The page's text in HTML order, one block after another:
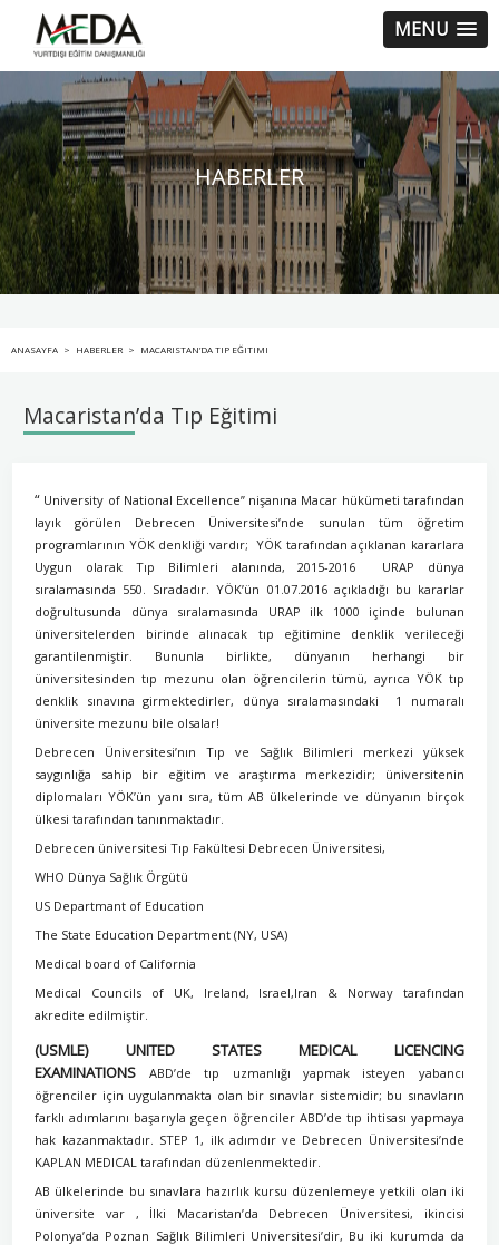
MENU
HABERLER
ANASAYFA > HABERLER > MACARISTAN’DA TIP EĞITIMI
Macaristan’da Tıp Eğitimi
“ University of National Excellence” nişanına Macar hükümeti tarafından
layık görülen Debrecen Üniversitesi’nde sunulan tüm öğretim
programlarının YÖK denkliği vardır; YÖK tarafından açıklanan kararlara
Uygun olarak Tıp Bilimleri alanında, 2015-2016 URAP dünya
sıralamasında 550. Sıradadır. YÖK’ün 01.07.2016 açıkladığı bu kararlar
doğrultusunda dünya sıralamasında URAP ilk 1000 içinde bulunan
üniversitelerden birinde alınacak tıp eğitimine denklik verileceği
garantilenmiştir. Bununla birlikte, dünyanın herhangi bir
üniversitesinden tıp mezunu olan öğrencilerin tümü, ayrıca YÖK tıp
denklik sınavına girmektedirler, dünya sıralamasındaki 1 numaralı
üniversite mezunu bile olsalar!
Debrecen Üniversitesi’nın Tıp ve Sağlık Bilimleri merkezi yüksek
saygınlığa sahip bir eğitim ve araştırma merkezidir; üniversitenin
diplomaları YÖK’ün yanı sıra, tüm AB ülkelerinde ve dünyanın birçok
ülkesi tarafından tanınmaktadır.
Debrecen üniversitesi Tıp Fakültesi Debrecen Üniversitesi,
WHO Dünya Sağlık Örgütü
US Departmant of Education
The State Education Department (NY, USA)
Medical board of California
Medical Councils of UK, Ireland, Israel,Iran & Norway tarafından
akredite edilmiştir.
(USMLE) UNITED STATES MEDICAL LICENCING
EXAMINATIONS ABD’de tıp uzmanlığı yapmak isteyen yabancı
öğrenciler için uygulanmakta olan bir sınavlar sistemidir; bu sınavların
farklı adımlarını başarıyla geçen öğrenciler ABD’de tıp ihtisası yapmaya
hak kazanmaktadır. STEP 1, ilk adımdır ve Debrecen Üniversitesi’nde
KAPLAN MEDICAL tarafından düzenlenmektedir.
AB ülkelerinde bu sınavlara hazırlık kursu düzenlemeye yetkili olan iki
üniversite var , İlki Macaristan’da Debrecen Üniversitesi, ikincisi
Polonya’da Poznan Sağlık Bilimleri Universitesi’dir, Bu iki kurumda da